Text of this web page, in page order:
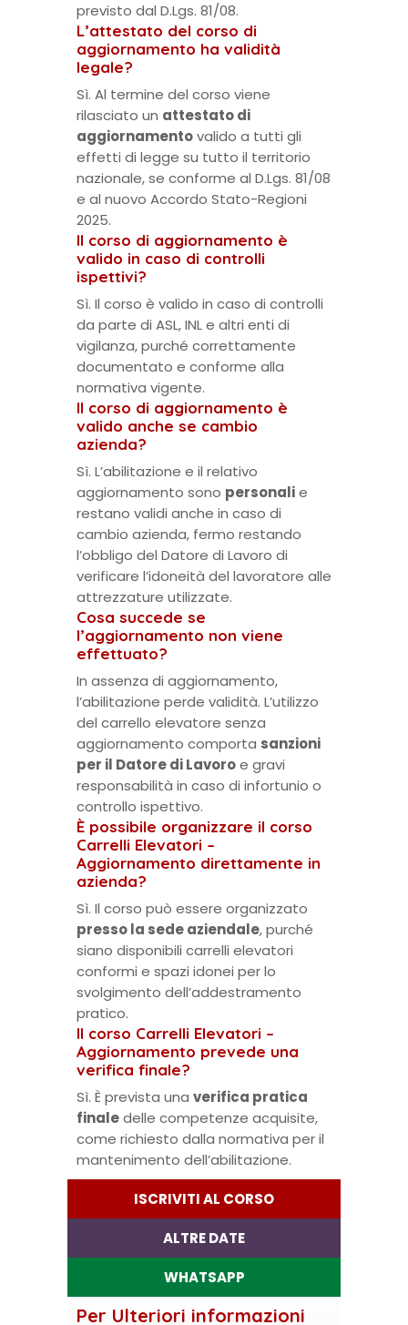
previsto dal D.Lgs. 81/08.
L’attestato del corso di
aggiornamento ha validità
legale?
Sì. Al termine del corso viene
rilasciato un attestato di
aggiornamentovalido a tutti gli
effetti di legge su tutto il territorio
nazionale, se conforme al D.Lgs. 81/08
e al nuovo Accordo Stato-Regioni
2025.
Il corso di aggiornamento è
valido in caso di controlli
ispettivi?
Sì. Il corso è valido in caso di controlli
da parte di ASL, INL e altri enti di
vigilanza, purché correttamente
documentato e conforme alla
normativa vigente.
Il corso di aggiornamento è
valido anche se cambio
azienda?
Sì. L’abilitazione e il relativo
aggiornamento sono personalie
restano validi anche in caso di
cambio azienda, fermo restando
l’obbligo del Datore di Lavoro di
verificare l’idoneità del lavoratore alle
attrezzature utilizzate.
Cosa succede se
l’aggiornamento non viene
effettuato?
In assenza di aggiornamento,
l’abilitazione perde validità. L’utilizzo
del carrello elevatore senza
aggiornamento comporta sanzioni
per il Datore di Lavoroe gravi
responsabilità in caso di infortunio o
controllo ispettivo.
È possibile organizzare il corso
Carrelli Elevatori –
Aggiornamento direttamente in
azienda?
Sì. Il corso può essere organizzato
presso la sede aziendale, purché
siano disponibili carrelli elevatori
conformi e spazi idonei per lo
svolgimento dell’addestramento
pratico.
Il corso Carrelli Elevatori –
Aggiornamento prevede una
verifica finale?
Sì. È prevista una verifica pratica
finaledelle competenze acquisite,
come richiesto dalla normativa per il
mantenimento dell’abilitazione.
ISCRIVITI AL CORSO
ALTRE DATE
WHATSAPP
Per Ulteriori informazioni